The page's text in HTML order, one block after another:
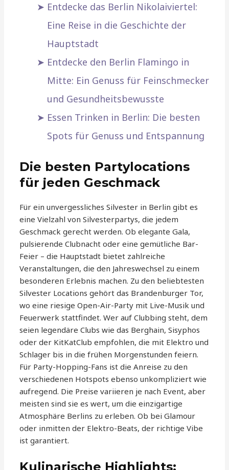
Entdecke das Berlin Nikolaiviertel:
Eine Reise in die Geschichte der
Hauptstadt
Entdecke den Berlin Flamingo in
Mitte: Ein Genuss für Feinschmecker
und Gesundheitsbewusste
Essen Trinken in Berlin: Die besten
Spots für Genuss und Entspannung
Die besten Partylocations
für jeden Geschmack
Für ein unvergessliches Silvester in Berlin gibt es
eine Vielzahl von Silvesterpartys, die jedem
Geschmack gerecht werden. Ob elegante Gala,
pulsierende Clubnacht oder eine gemütliche Bar-
Feier – die Hauptstadt bietet zahlreiche
Veranstaltungen, die den Jahreswechsel zu einem
besonderen Erlebnis machen. Zu den beliebtesten
Silvester Locations gehört das Brandenburger Tor,
wo eine riesige Open-Air-Party mit Live-Musik und
Feuerwerk stattfindet. Wer auf Clubbing steht, dem
seien legendäre Clubs wie das Berghain, Sisyphos
oder der KitKatClub empfohlen, die mit Elektro und
Schlager bis in die frühen Morgenstunden feiern.
Für Party-Hopping-Fans ist die Anreise zu den
verschiedenen Hotspots ebenso unkompliziert wie
aufregend. Die Preise variieren je nach Event, aber
meisten sind sie es wert, um die einzigartige
Atmosphäre Berlins zu erleben. Ob bei Glamour
oder inmitten der Elektro-Beats, der richtige Vibe
ist garantiert.
Kulinarische Highlights: